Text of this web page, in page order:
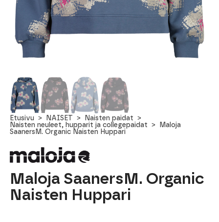
Etusivu NAISET
Naisten paidat
Naisten neuleet, hupparit ja collegepaidat
Maloja
SaanersM. Organic Naisten Huppari
Maloja SaanersM. Organic
Naisten Huppari